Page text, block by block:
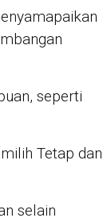
seperti
Tetap dan
selain